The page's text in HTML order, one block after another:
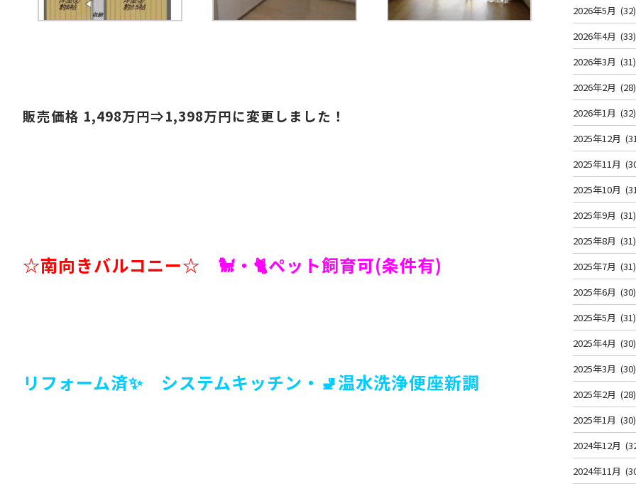
販売価格 1,498万円⇒1,398万円に変更しました！
☆南向きバルコニー☆ 🐩・🐈ペット飼育可(条件有)
リフォーム済✨ システムキッチン・🚽温水洗浄便座新調
2026年5月 (32)
2026年4月 (33)
2026年3月 (31)
2026年2月 (28)
2026年1月 (32)
2025年12月
2025年11月
2025年10月
2025年9月 (31)
2025年8月 (31)
2025年7月 (31)
2025年6月 (30)
2025年5月 (31)
2025年4月 (30)
2025年3月 (30)
2025年2月 (28)
2025年1月 (30)
2024年12月
2024年11月